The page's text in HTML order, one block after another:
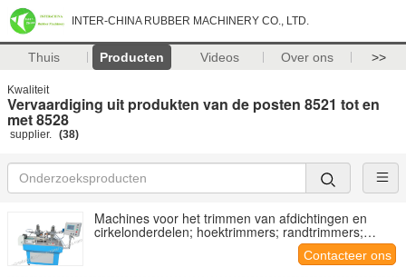
INTER-CHINA RUBBER MACHINERY CO., LTD.
Thuis Producten Videos Over ons >>
Kwaliteit
Vervaardiging uit produkten van de posten 8521 tot en
met 8528
supplier. (38)
Machines voor het trimmen van afdichtingen en
cirkelonderdelen; hoektrimmers; randtrimmers;
Contacteer ons